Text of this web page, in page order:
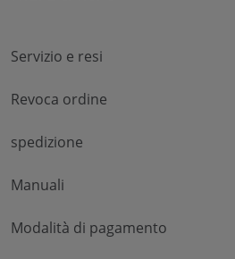
Servizio e resi
Revoca ordine
spedizione
Manuali
Modalità di pagamento